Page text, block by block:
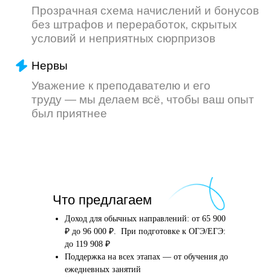
Что предлагаем
Доход для обычных направлений: от 65 900
₽ до 96 000 ₽. При подготовке к ОГЭ/ЕГЭ:
до 119 908 ₽
Поддержка на всех этапах — от обучения до
ежедневных занятий
после того, как вы
оставите заявку
Английский язык Школьные предметы